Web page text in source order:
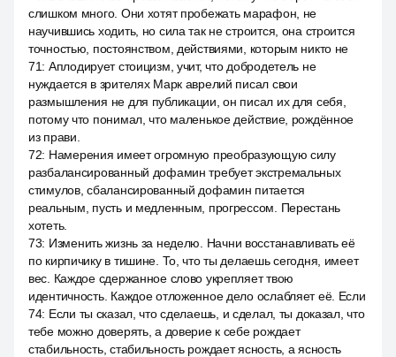
слишком много. Они хотят пробежать марафон, не
научившись ходить, но сила так не строится, она строится
точностью, постоянством, действиями, которым никто не
71: Аплодирует стоицизм, учит, что добродетель не
нуждается в зрителях Марк аврелий писал свои
размышления не для публикации, он писал их для себя,
потому что понимал, что маленькое действие, рождённое
из прави.
72: Намерения имеет огромную преобразующую силу
разбалансированный дофамин требует экстремальных
стимулов, сбалансированный дофамин питается
реальным, пусть и медленным, прогрессом. Перестань
хотеть.
73: Изменить жизнь за неделю. Начни восстанавливать её
по кирпичику в тишине. То, что ты делаешь сегодня, имеет
вес. Каждое сдержанное слово укрепляет твою
идентичность. Каждое отложенное дело ослабляет её. Если
74: Если ты сказал, что сделаешь, и сделал, ты доказал, что
тебе можно доверять, а доверие к себе рождает
стабильность, стабильность рождает ясность, а ясность